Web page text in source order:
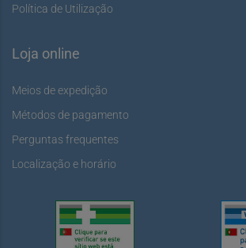
Política de Utilização
Loja online
Meios de expedição
Métodos de pagamento
Perguntas frequentes
Localização e horário